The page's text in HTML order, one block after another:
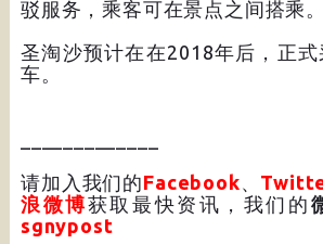
驳服务，乘客可在景点之间搭乘。
圣淘沙预计在在2018年后，正
车。
请加入我们的Facebook、
浪微博获取最快资讯，我们的
sgnypost